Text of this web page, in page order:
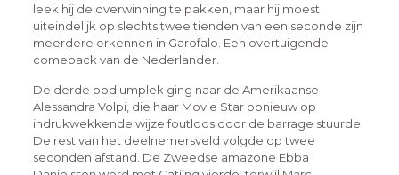
leek hij de overwinning te pakken, maar hij moest
uiteindelijk op slechts twee tienden van een seconde zijn
meerdere erkennen in Garofalo. Een overtuigende
comeback van de Nederlander.
De derde podiumplek ging naar de Amerikaanse
Alessandra Volpi, die haar Movie Star opnieuw op
indrukwekkende wijze foutloos door de barrage stuurde.
De rest van het deelnemersveld volgde op twee
seconden afstand. De Zweedse amazone Ebba